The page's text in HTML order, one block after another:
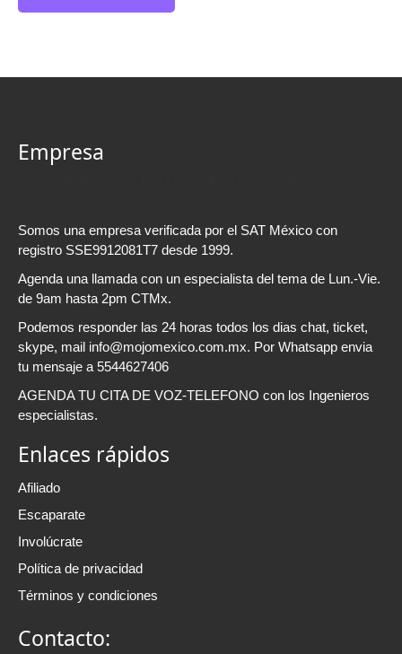
Empresa
Somos una empresa verificada por el SAT México con
registro SSE9912081T7 desde 1999.
Agenda una llamada con un especialista del tema de Lun.-Vie.
de 9am hasta 2pm CTMx.
Podemos responder las 24 horas todos los dias chat, ticket,
skype, mail info@mojomexico.com.mx. Por Whatsapp envia
tu mensaje a 5544627406
AGENDA TU CITA DE VOZ-TELEFONO con los Ingenieros
especialistas.
Enlaces rápidos
Afiliado
Escaparate
Involúcrate
Política de privacidad
Términos y condiciones
Contacto: